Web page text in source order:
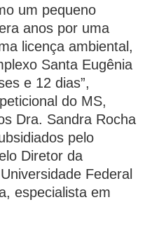
um pequeno
anos por uma
licença ambiental,
Santa Eugênia
e 12 dias”,
do MS,
Dra. Sandra Rocha
pelo
Diretor da
Federal
especialista em